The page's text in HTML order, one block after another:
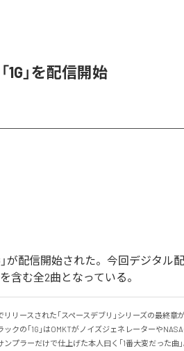
1G」を配信開始
」が配信開始された。今回デジタル
を含む全2曲となっている。
リリースされた｢スペースデブリ｣シリーズの最終章
ックの｢1G｣はOMKTがノイズジェネレーターや
ンプラーだけで仕上げた本人曰く｢1番大変だった曲｣